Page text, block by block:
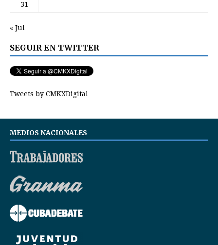
31
« Jul
SEGUIR EN TWITTER
Tweets by CMKXDigital
MEDIOS NACIONALES